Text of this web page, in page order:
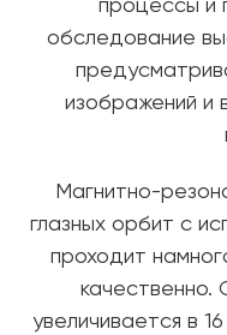
процессы и
обследование
изображений и
Магнитно-
глазных орбит с
проходит
качественно.
увеличивается в